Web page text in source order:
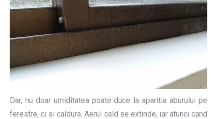
Dar, nu doar umiditatea poate duce la aparitia aburului pe
ferestre, ci si caldura. Aerul cald se extinde, iar atunci cand